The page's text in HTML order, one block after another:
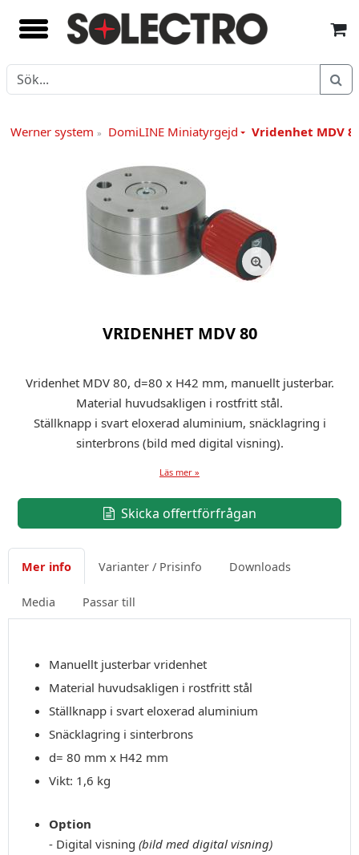
Werner system» DomiLINE Miniatyrgejd Vridenhet MDV
VRIDENHET MDV 80
Vridenhet MDV 80, d=80 x H42 mm, manuellt justerbar.
Material huvudsakligen i rostfritt stål.
Ställknapp i svart eloxerad aluminium, snäcklagring i
sinterbrons (bild med digital visning).
Läs mer »
Skicka offertförfrågan
Mer info Varianter / Prisinfo Downloads
Media Passar till
Manuellt justerbar vridenhet
Material huvudsakligen i rostfritt stål
Ställknapp i svart eloxerad aluminium
Snäcklagring i sinterbrons
d= 80 mm x H42 mm
Vikt: 1,6 kg
Option
- Digital visning (bild med digital visning)